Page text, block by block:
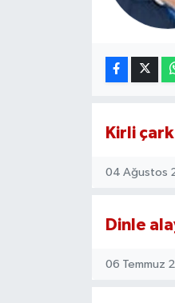
Kirli
04 Ağustos
Dinle
06 Temmuz